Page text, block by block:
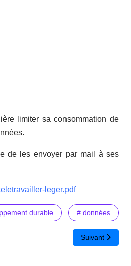
limiter sa consommation de
de les envoyer par mail à ses
leger.pdf
durable # données
acteur de son avenir Article suivant
Suivant